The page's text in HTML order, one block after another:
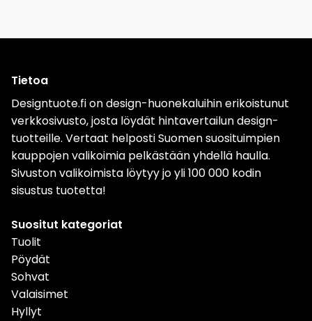
Tietoa
Designtuote.fi on design-huonekaluihin erikoistunut
verkkosivusto, josta löydät hintavertailun design-
tuotteille. Vertaat helposti Suomen suosituimpien
kauppojen valikoimia pelkästään yhdellä haulla.
Sivuston valikoimista löytyy jo yli 100 000 kodin
sisustus tuotetta!
Suositut kategoriat
Tuolit
Pöydät
Sohvat
Valaisimet
Hyllyt